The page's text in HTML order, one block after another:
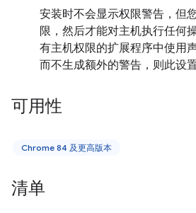
安装时不会显示权限警告，但
限，然后才能对主机执行任何
有主机权限的扩展程序中使用
而不生成额外的警告，则此设
可用性
Chrome 84 及更高版本
清单